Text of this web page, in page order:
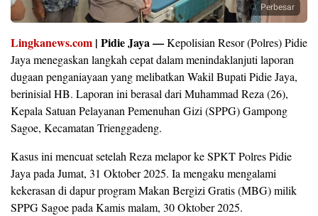
Perbesar
Lingkanews.com | Pidie Jaya —Kepolisian Resor (Polres) Pidie
Jaya menegaskan langkah cepat dalam menindaklanjuti laporan
dugaan penganiayaan yang melibatkan Wakil Bupati Pidie Jaya,
berinisial HB. Laporan ini berasal dari Muhammad Reza (26),
Kepala Satuan Pelayanan Pemenuhan Gizi (SPPG) Gampong
Sagoe, Kecamatan Trienggadeng.
Kasus ini mencuat setelah Reza melapor ke SPKT Polres Pidie
Jaya pada Jumat, 31 Oktober 2025. Ia mengaku mengalami
kekerasan di dapur program Makan Bergizi Gratis (MBG) milik
SPPG Sagoe pada Kamis malam, 30 Oktober 2025.